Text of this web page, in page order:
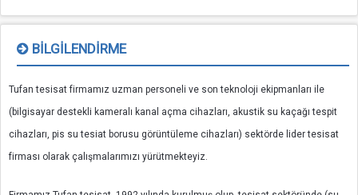
BILGILENDIRME
Tufan tesisat firmamız uzman personeli ve son teknoloji ekipmanları ile
(bilgisayar destekli kameralı kanal açma cihazları, akustik su kaçağı tespit
cihazları, pis su tesiat borusu görüntüleme cihazları) sektörde lider tesisat
firması olarak çalışmalarımızı yürütmekteyiz.